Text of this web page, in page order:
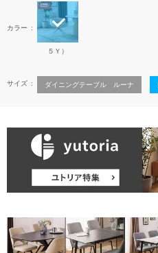
カラー
５Ｙ）
サイズ ダイニングテーブル ルーナ